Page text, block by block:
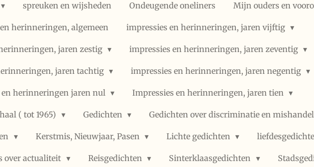
spreuken en wijsheden Ondeugende oneliners Mijn ouders en
herinneringen, algemeen impressies en herinneringen, jaren vijftig
jaren zestig impressies en herinneringen, jaren zeventig
jaren tachtig impressies en herinneringen, jaren negentig
en herinneringen jaren nul Impressies en herinneringen, jaren tien
( tot 1965) Gedichten Gedichten over discriminatie en
Kerstmis, Nieuwjaar, Pasen Lichte gedichten
over actualiteit Reisgedichten Sinterklaasgedichten